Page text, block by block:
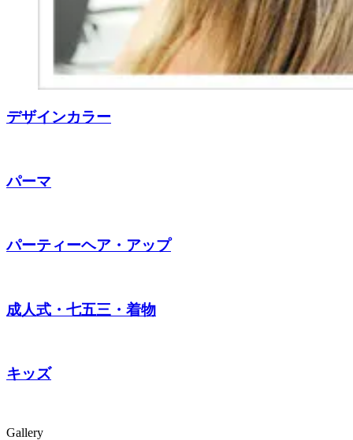
デザインカラー
パーマ
パーティーヘア・アップ
成人式・七五三・着物
キッズ
Gallery